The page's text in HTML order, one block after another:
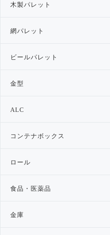
木製パレット
網パレット
ビールパレット
金型
ALC
コンテナボックス
ロール
食品・医薬品
金庫